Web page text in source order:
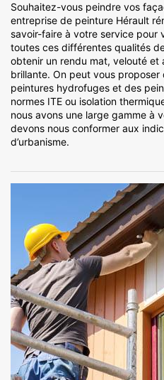
Souhaitez-vous peindre vos
entreprise de peinture Hérault
savoir-faire à votre service pour
toutes ces différentes qualités
obtenir un rendu mat, velouté et
brillante. On peut vous
peintures hydrofuges et des
normes ITE ou isolation
nous avons une large gamme à
devons nous conformer aux
d’urbanisme.